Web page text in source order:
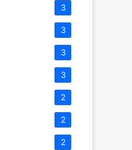
3
3
3
3
2
2
2